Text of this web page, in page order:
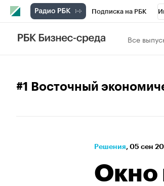
Подписка на РБК
Школа управления РБК
Спецпроекты
Все
#1 Восточный
Решения⁠, 05 сен
Окно